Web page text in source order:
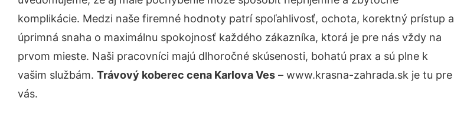
komplikácie. Medzi naše firemné hodnoty patrí spoľahlivosť, ochota, korektný prístup a
úprimná snaha o maximálnu spokojnosť každého zákazníka, ktorá je pre nás vždy na
prvom mieste. Naši pracovníci majú dlhoročné skúsenosti, bohatú prax a sú plne k
vašim službám. Trávový koberec cena Karlova Ves – www.krasna-zahrada.sk je tu pre
vás.